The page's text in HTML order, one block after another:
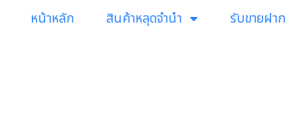
หน้าหลัก สินค้าหลุดจำนำ รับขายฝาก